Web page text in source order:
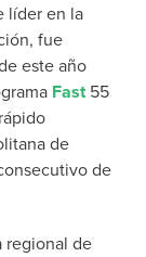
líder en la
fue
este año
Fast55
de
de
regional de